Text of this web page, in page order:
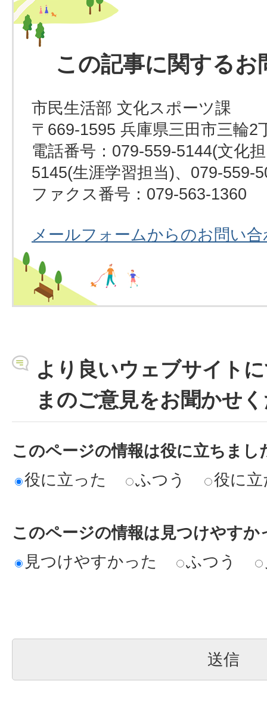
この記事に関するお
市民生活部 文化スポーツ課
〒669-1595 兵庫県三田市三輪2
電話番号：079-559-5144(文化
5145(生涯学習担当)、079-559-
ファクス番号：079-563-1360
メールフォームからのお問い
より良いウェブサイト
まのご意見をお聞かせ
このページの情報は役に立ちまし
役に立った
ふつう 役に
このページの情報は見つけやすか
見つけやすかった
ふつう